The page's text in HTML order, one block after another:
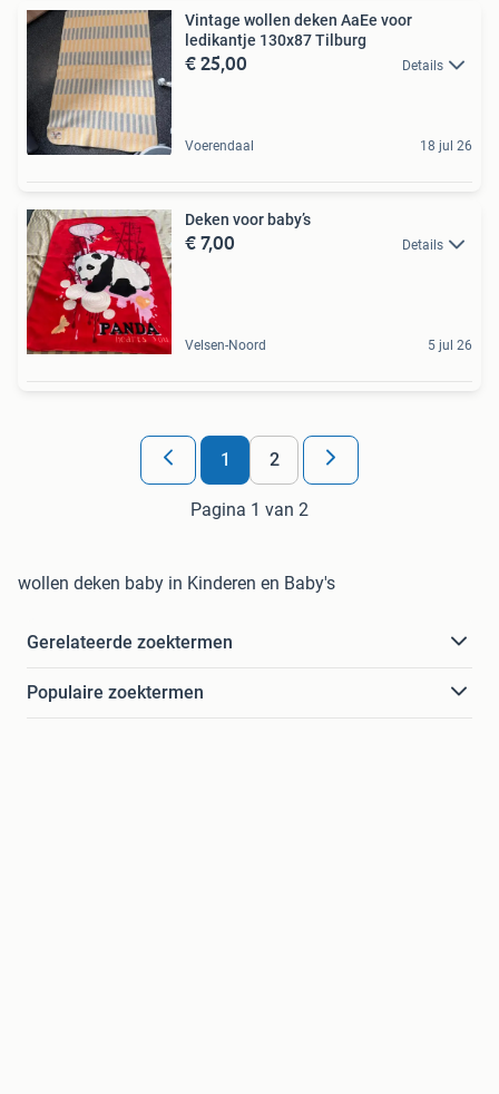
Vintage wollen deken AaEe voor
ledikantje 130x87 Tilburg
€ 25,00 Details
Voerendaal 18 jul 26
Deken voor baby’s
€ 7,00 Details
Velsen-Noord 5 jul 26
1 2
Pagina 1 van 2
wollen deken baby in Kinderen en Baby's
Gerelateerde zoektermen
Populaire zoektermen